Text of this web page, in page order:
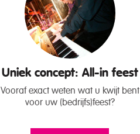
Uniek concept: All-in feest
Vooraf exact weten wat u kwijt bent
voor uw (bedrijfs)feest?